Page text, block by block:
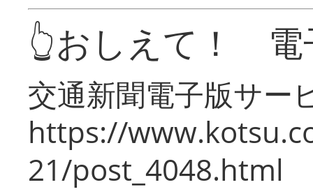
👆おしえて！ 電
交通新聞電子版サー
https://
21/post_4048.html